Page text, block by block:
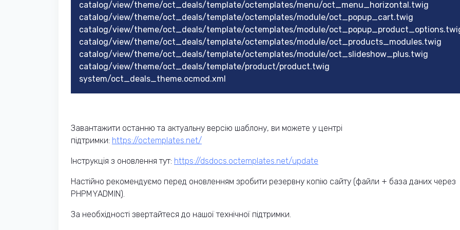
catalog/view/theme/oct_deals/template/octemplates/menu/oct_menu_horizontal.twig
catalog/view/theme/oct_deals/template/octemplates/module/oct_popup_cart.twig
catalog/view/theme/oct_deals/template/octemplates/module/
catalog/view/theme/oct_deals/template/octemplates/module/oct_products_modules.twig
catalog/view/theme/oct_deals/template/octemplates/module/oct_slideshow_plus.twig
catalog/view/theme/oct_deals/template/product/product.twig
system/oct_deals_theme.ocmod.xml
Завантажити останню та актуальну версію шаблону, ви можете у центрі
підтримки: https://octemplates.net/
Інструкція з оновлення тут: https://dsdocs.octemplates.net/update
Настійно рекомендуємо перед оновленням зробити резервну копію сайту (файли + база даних через
PHPMYADMIN).
За необхідності звертайтеся до нашої технічної підтримки.